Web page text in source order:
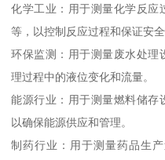
化学工业：用于测量化学反应
等，以控制反应过程和保证安全
环保监测：用于测量废水处理
理过程中的液位变化和流量。
能源行业：用于测量燃料储存
以确保能源供应和管理。
制药行业：用于测量药品生